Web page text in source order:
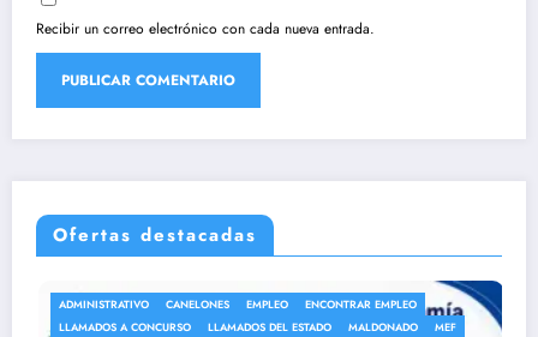
Recibir un correo electrónico con cada nueva entrada.
Ofertas destacadas
CANELONES EMPLEO
ENCONTRAR EMPLEO
LLAMADOS DEL ESTADO MALDONADO MEF
ANEP
AUXILIAR DE
AUXILIARES DE